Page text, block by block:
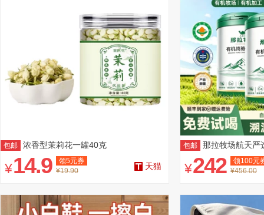
包邮 浓香型茉莉花一罐40克
¥14.9 领5元券
¥19.90
天猫
包邮 那拉牧场航天严
¥242 领100元
¥456.00